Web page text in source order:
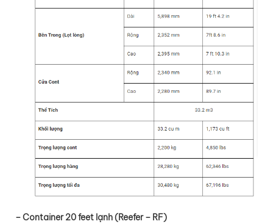
– Container 20 feet lạnh (Reefer – RF)